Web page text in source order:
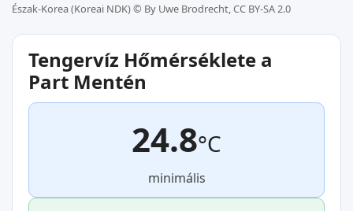
Észak-Korea (Koreai NDK) © By Uwe Brodrecht, CC BY-SA 2.0
Tengervíz Hőmérséklete a
Part Mentén
24.8°C
minimális